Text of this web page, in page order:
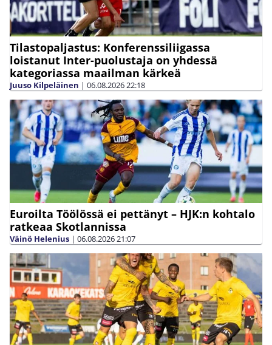
Tilastopaljastus: Konferenssiliigassa
loistanut Inter-puolustaja on yhdessä
kategoriassa maailman kärkeä
Juuso Kilpeläinen | 06.08.202622:18
Euroilta Töölössä ei pettänyt – HJK:n kohtalo
ratkeaa Skotlannissa
Väinö Helenius | 06.08.202621:07